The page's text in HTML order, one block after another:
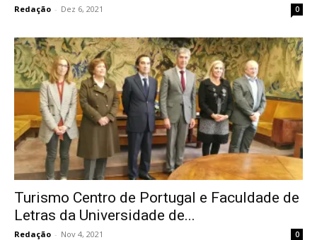
Redação - Dez 6, 2021 0
Turismo Centro de Portugal e Faculdade de
Letras da Universidade de...
Redação - Nov 4, 2021 0